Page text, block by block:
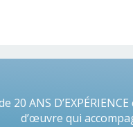
20 ANS
d’œuvre qui